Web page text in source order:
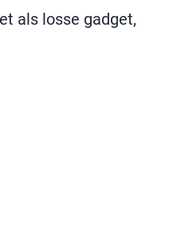
als losse gadget,